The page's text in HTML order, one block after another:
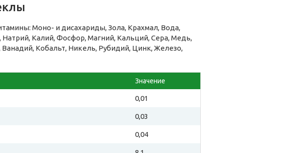
Моно- и дисахариды, Зола, Крахмал, Вода,
Калий, Фосфор, Магний, Кальций, Сера, Медь,
Кобальт, Никель, Рубидий, Цинк, Железо,
Значение
0,01
0,03
0,04